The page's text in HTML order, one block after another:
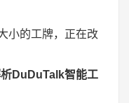
小的工牌，正在改
DuDuTalk智能工